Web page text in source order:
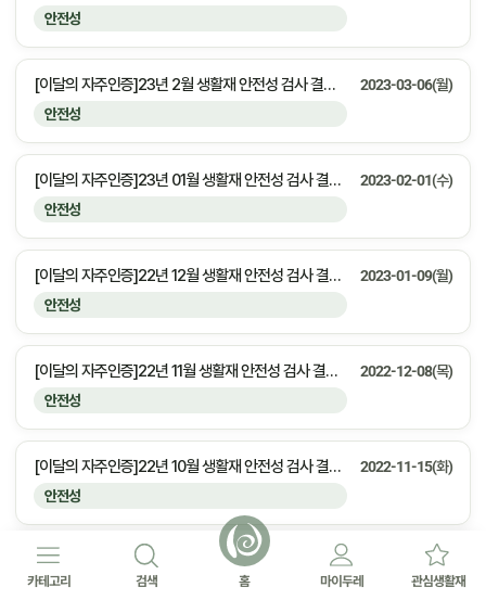
안전성
안전성
[이달의 자주인증]23년 2월 생활재 안전성 검사 결과 안내 2023-03-06(월)
안전성
[이달의 자주인증]23년 01월 생활재 안전성 검사 결과 안내 2023-02-01(수)
안전성
[이달의 자주인증]22년 12월 생활재 안전성 검사 결과 안내 2023-01-09(월)
안전성
[이달의 자주인증]22년 11월 생활재 안전성 검사 결과 안내 2022-12-08(목)
안전성
[이달의 자주인증]22년 10월 생활재 안전성 검사 결과 안내 2022-11-15(화)
안전성
[이달의 자주인증]22년 9월 생활재 안전성 검사 결과 안내 2022-10-05(수)
카테고리 검색 홈 마이두레 관심생활재